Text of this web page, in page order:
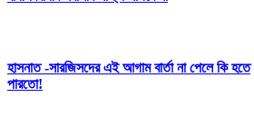
হাসনাত -সারজিসদের এই আগাম বার্তা না পেলে কি হতে
পারতো!